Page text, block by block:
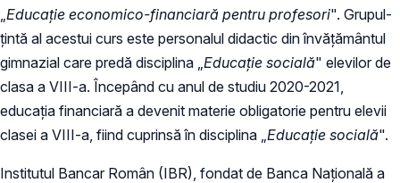
Educație economico-financiară pentru profesori". Grupul-
țintă al acestui curs este personalul didactic din învățământul
gimnazial care predă disciplina „ Educație socială" elevilor de
clasa a VIII-a. Începând cu anul de studiu 2020-2021,
educația financiară a devenit materie obligatorie pentru elevii
clasei a VIII-a, fiind cuprinsă în disciplina „ Educație socială".
Institutul Bancar Român (IBR), fondat de Banca Națională a